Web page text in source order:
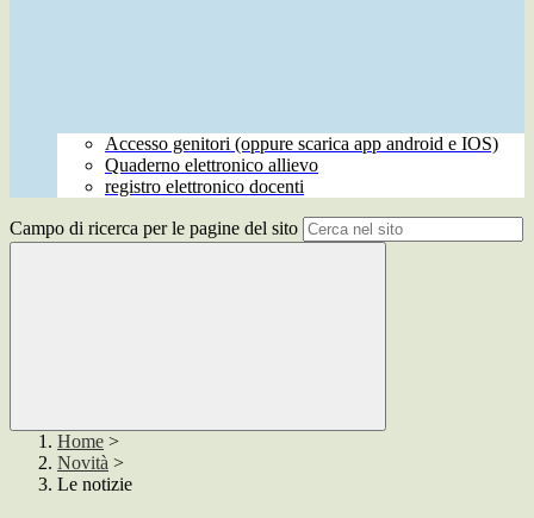
Accesso genitori (oppure scarica app android e IOS)
Quaderno elettronico allievo
registro elettronico docenti
Campo di ricerca per le pagine del sito
Home >
Novità >
Le notizie